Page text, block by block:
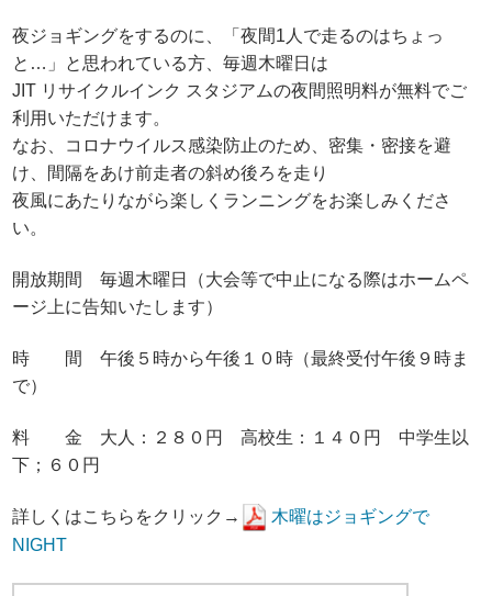
夜ジョギングをするのに、「夜間1人で走るのはちょっ
と…」と思われている方、毎週木曜日は
JIT リサイクルインク スタジアムの夜間照明料が無料でご
利用いただけます。
なお、コロナウイルス感染防止のため、密集・密接を避
け、間隔をあけ前走者の斜め後ろを走り
夜風にあたりながら楽しくランニングをお楽しみくださ
い。
開放期間 毎週木曜日（大会等で中止になる際はホームペ
ージ上に告知いたします）
時 間 午後５時から午後１０時（最終受付午後９時ま
で）
料 金 大人：２８０円 高校生：１４０円 中学生以
下；６０円
詳しくはこちらをクリック→
木曜はジョギングで
NIGHT